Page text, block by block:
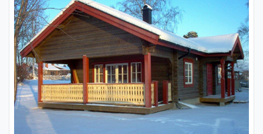
ökat utrymme för egna idéer vår tillverkning är inte bunden av
färdiga element eller serieproduktion – så ändra gärna. Vi
bygger också efter beställarens ritning eller omarbetar våra
standardtyper enligt önskemål.